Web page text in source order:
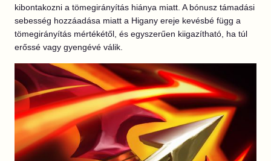
kibontakozni a tömegirányítás hiánya miatt. A bónusz támadási
sebesség hozzáadása miatt a Higany ereje kevésbé függ a
tömegirányítás mértékétől, és egyszerűen kiigazítható, ha túl
erőssé vagy gyengévé válik.